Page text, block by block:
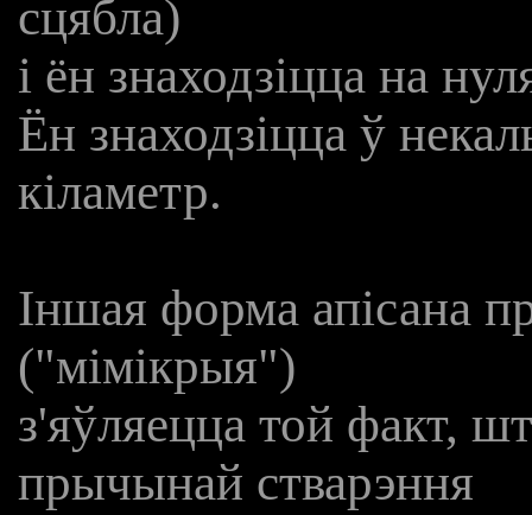
сцябла)
і ён знаходзіцца на
Ён знаходзіцца ў
кіламетр.
Іншая форма апісана
("мімікрыя")
з'яўляецца той факт,
прычынай стварэння